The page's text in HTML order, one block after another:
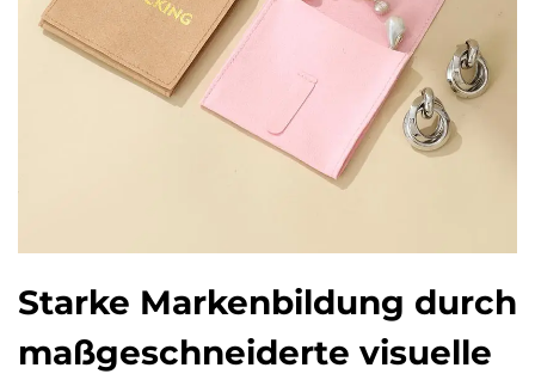
Starke Markenbildung durch
maßgeschneiderte visuelle